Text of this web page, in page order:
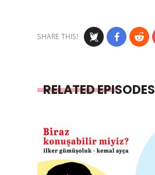
SHARE THIS!
RELATED EPISODES